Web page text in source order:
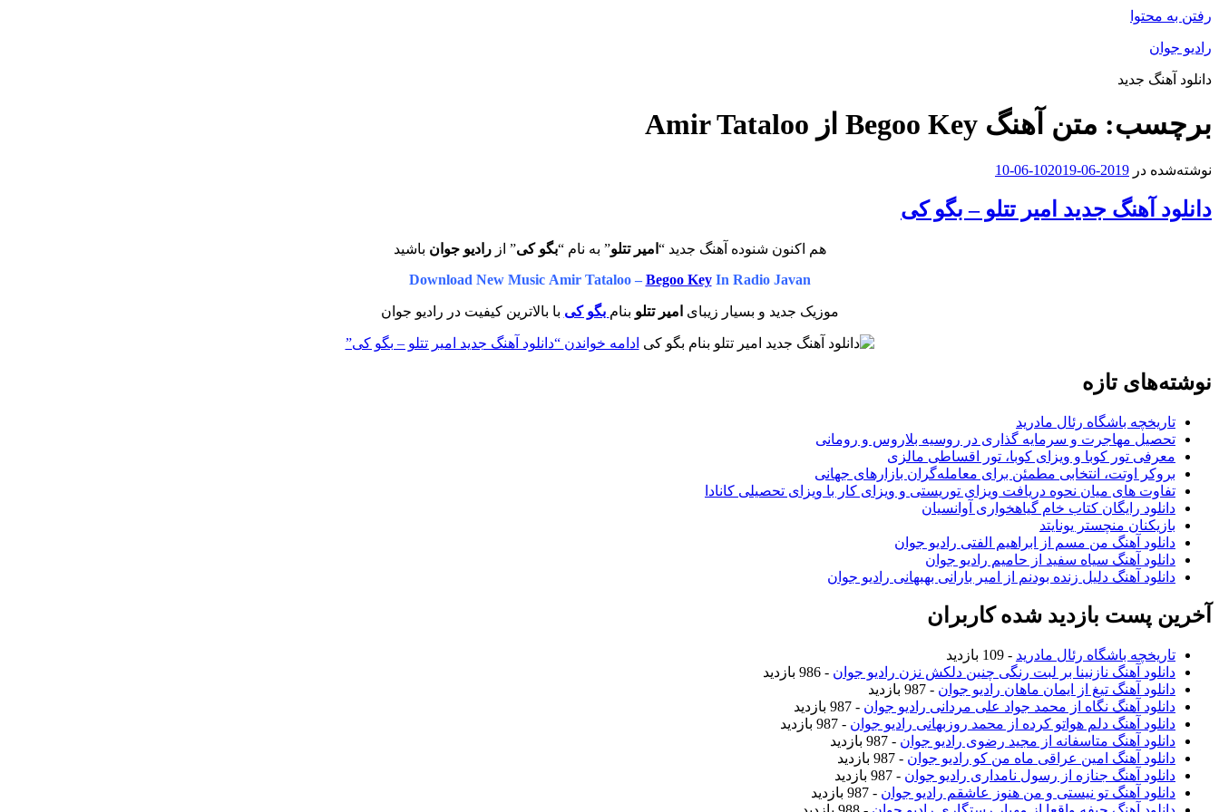
رفتن به محتوا
رادیو جوان
دانلود آهنگ جدید
برچسب: متن آهنگ Begoo Key از Amir Tataloo
نوشته‌شده در 2019-06-10
2019-06-10
دانلود آهنگ جدید امیر تتلو – بگو کی
هم اکنون شنوده آهنگ جدید “ امیر تتلو” به نام “بگو کی” ازرادیو جوان باشید
Download New Music Amir Tataloo – Begoo KeyIn Radio Javan
موزیک جدید و بسیار زیبای امیر تتلو بنام بگو کی با بالاترین کیفیت در رادیو جوان
ادامه خواندن “دانلود آهنگ جدید امیر تتلو – بگو کی”
نوشته‌های تازه
تاریخچه باشگاه رئال مادرید
تحصیل مهاجرت و سرمایه گذاری در روسیه بلاروس و رومانی
معرفی تور کوبا و ویزای کوبا، تور اقساطی مالزی
بروکر اوتت، انتخابی مطمئن برای معامله‌گران بازارهای جهانی
تفاوت های میان نحوه دریافت ویزای توریستی و ویزای کار با ویزای تحصیلی کانادا
دانلود رایگان کتاب خام گیاهخواری آوانسیان
بازیکنان منچستر یونایتد
دانلود آهنگ من مسم از ابراهیم الفتی رادیو جوان
دانلود آهنگ سیاه سفید از حامیم رادیو جوان
دانلود آهنگ دلیل زنده بودنم از امیر بارانی بهبهانی رادیو جوان
آخرین پست بازدید شده کاربران
تاریخچه باشگاه رئال مادرید - 109 بازدید
دانلود آهنگ نازنینا بر لبت رنگی چنین دلکش نزن رادیو جوان - 986 بازدید
دانلود آهنگ تیغ از ایمان ماهان رادیو جوان - 987 بازدید
دانلود آهنگ نگاه از محمد جواد علی مردانی رادیو جوان - 987 بازدید
دانلود آهنگ دلم هواتو کرده از محمد روزبهانی رادیو جوان - 987 بازدید
دانلود آهنگ متاسفانه از مجید رضوی رادیو جوان - 987 بازدید
دانلود آهنگ امین عراقی ماه من کو رادیو جوان - 987 بازدید
دانلود آهنگ جنازه از رسول نامداری رادیو جوان - 987 بازدید
دانلود آهنگ تو نیستی و من هنوز عاشقم رادیو جوان - 987 بازدید